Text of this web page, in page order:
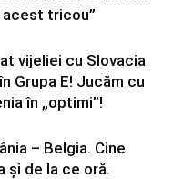
tricou”
vijeliei cu Slovacia
Grupa E! Jucăm cu
în „optimi”!
– Belgia. Cine
și de la ce oră.